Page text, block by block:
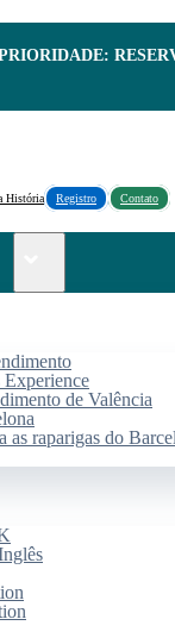
História Registro Contato
de Valência
as raparigas do